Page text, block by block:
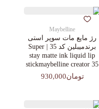
Maybelline
رژ مایع مات سوپر استی‌
برندمیبلین کد 35 | Super
stay matte ink liquid lip
stickmaybelline creator 35
تومان930,000